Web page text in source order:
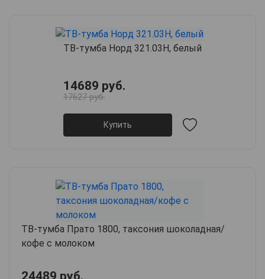
ТВ-тумба Норд 321.03Н, белый
14689 руб.
17627 руб.
Купить
ТВ-тумба Прато 1800, таксония шоколадная/
кофе с молоком
24489 руб.